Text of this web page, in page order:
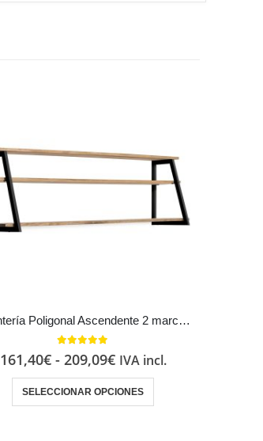
Estantería Poligonal Ascendente 2 marcos Estilo Industrial Vintage metal en Negro
161,40€ - 209,09€ IVA incl.
SELECCIONAR OPCIONES